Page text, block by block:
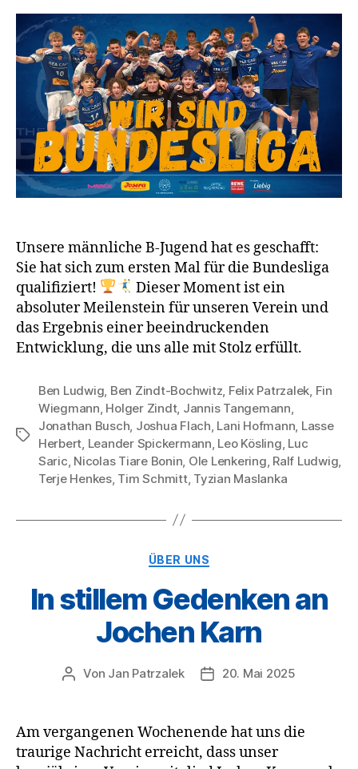
Unsere männliche B-Jugend hat es geschafft:
Sie hat sich zum ersten Mal für die Bundesliga
qualifiziert!
Dieser Moment ist ein
absoluter Meilenstein für unseren Verein und
das Ergebnis einer beeindruckenden
Entwicklung, die uns alle mit Stolz erfüllt.
Schlagwörter
Ben Ludwig Ben Zindt-Bochwitz Felix Patrzalek Fin
Wiegmann Holger Zindt, Jannis Tangemann
Jonathan Busch Joshua Flach Lani Hofmann Lasse
Herbert Leander Spickermann Leo Kösling Luc
Saric Nicolas Tiare Bonin Ole Lenkering Ralf Ludwig
Terje Henkes, Tim Schmitt, Tyzian Maslanka
Kategorien
ÜBER UNS
In stillem Gedenken an
Jochen Karn
Beitragsautor
Von Jan Patrzalek Veröffentlichungsdatum
20. Mai 2025
Am vergangenen Wochenende hat uns die
traurige Nachricht erreicht, dass unser